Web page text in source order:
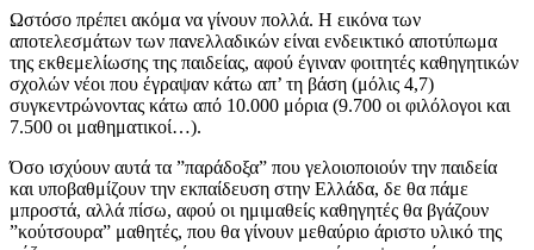
Ωστόσο πρέπει ακόμα να γίνουν πολλά. Η εικόνα των
αποτελεσμάτων των πανελλαδικών είναι ενδεικτικό αποτύπωμα
της εκθεμελίωσης της παιδείας, αφού έγιναν φοιτητές καθηγητικών
σχολών νέοι που έγραψαν κάτω απ’ τη βάση (μόλις 4,7)
συγκεντρώνοντας κάτω από 10.000 μόρια (9.700 οι φιλόλογοι και
7.500 οι μαθηματικοί…).
Όσο ισχύουν αυτά τα ”παράδοξα” που γελοιοποιούν την παιδεία
και υποβαθμίζουν την εκπαίδευση στην Ελλάδα, δε θα πάμε
μπροστά, αλλά πίσω, αφού οι ημιμαθείς καθηγητές θα βγάζουν
”κούτσουρα” μαθητές, που θα γίνουν μεθαύριο άριστο υλικό της